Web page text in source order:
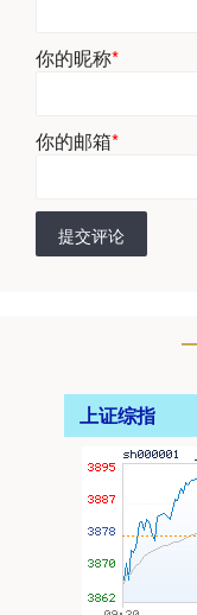
你的昵称*
你的邮箱*
提交评论
上证综指